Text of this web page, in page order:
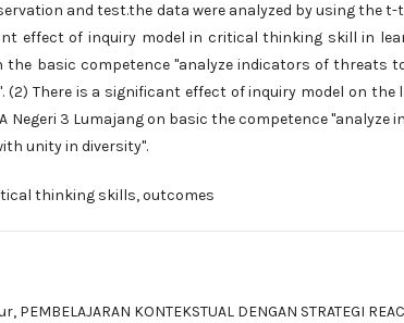
and test.the data were analyzed by using the
effect of inquiry model in critical thinking skill in
the basic competence "analyze indicators of
(2) There is a significant effect of inquiry model on
Negeri 3 Lumajang on basic the competence
unity in diversity".
thinking skills, outcomes
PEMBELAJARAN KONTEKSTUAL DENGAN STRATEGI